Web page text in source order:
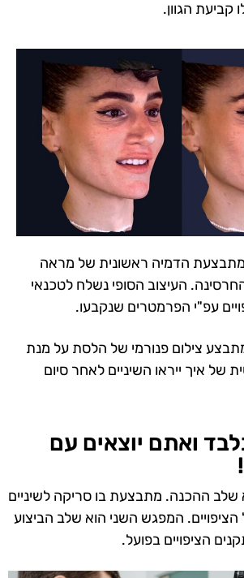
קביעת הגוון.
הדמיה ראשונית של מראה
החרסינה. העיצוב הסופי נשלח לטכנאי
עפ"י הפרמטרים שנקבעו.
צילום פנורמי של הלסת על מנת
של איך ייראו השיניים לאחר סיום
ואתם יוצאים עם
ההכנה. מתבצעת בו סריקה לשיניים
המפגש השני הוא שלב הביצוע
הציפויים בפועל.